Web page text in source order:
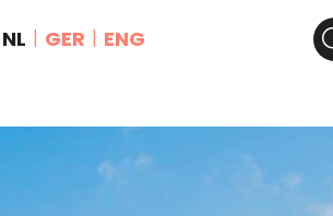
NL GER ENG